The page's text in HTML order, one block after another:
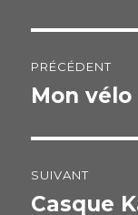
k
de
PRÉCÉDENT
Publication
Mon
SUIVANT
Publication
Casque